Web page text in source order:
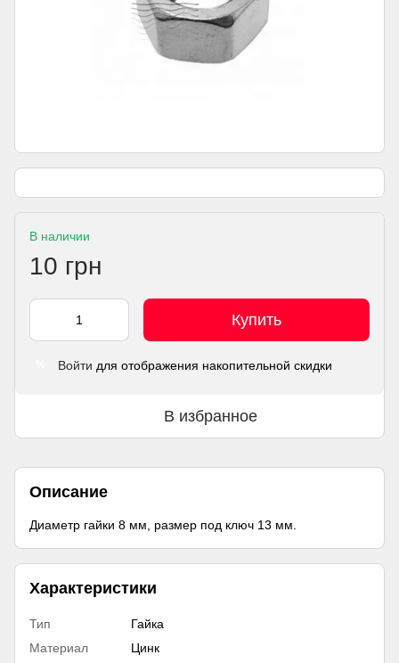
В наличии
10 грн
Купить
Войти для отображения накопительной скидки
В избранное
Описание
Диаметр гайки 8 мм, размер под ключ 13 мм.
Характеристики
Тип
Гайка
Материал
Цинк